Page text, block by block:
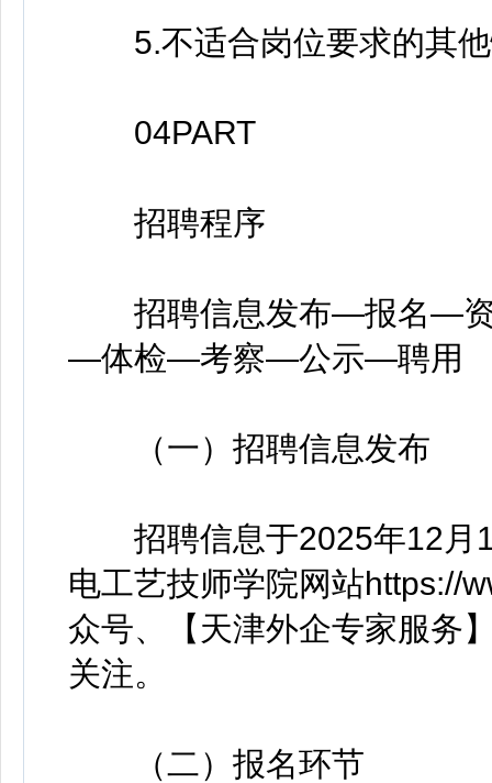
5.不适合岗位要求的其他
04PART
招聘程序
招聘信息发布—报名—资
—体检—考察—公示—聘用
（一）招聘信息发布
招聘信息于2025年12月
电工艺技师学院网站https://
众号、【天津外企专家服务
关注。
（二）报名环节